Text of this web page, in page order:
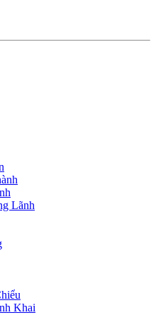
Lãnh
Khai